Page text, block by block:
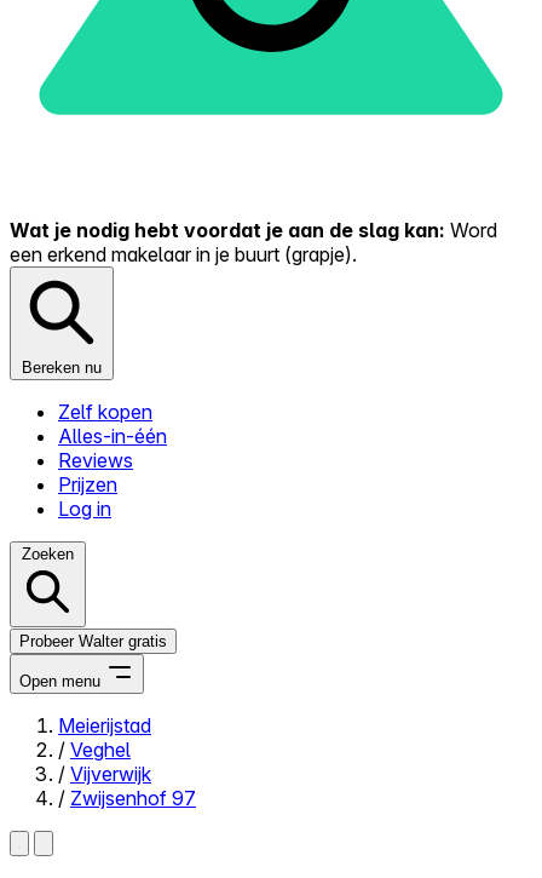
Wat je nodig hebt voordat je aan de slag kan: Word
een erkend makelaar in je buurt (grapje).
Bereken nu
Zelf kopen
Alles-in-één
Reviews
Prijzen
Log in
Zoeken
Probeer Walter gratis
Open menu
Close menu
Meierijstad
/ Veghel
/ Vijverwijk
/ Zwijsenhof 97